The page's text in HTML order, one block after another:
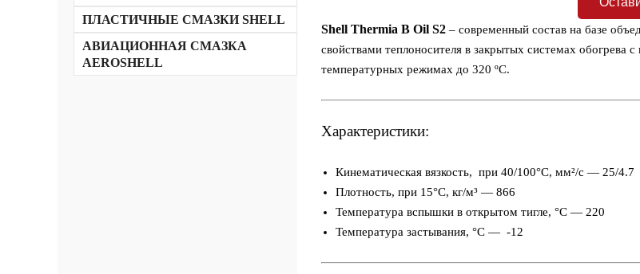
Масла-теплоносители Shell
Масла Shell для железнодорожного
транспорта
ПЛАСТИЧНЫЕ СМАЗКИ SHELL
АВИАЦИОННАЯ СМАЗКА
AEROSHELL
Shell Thermia B Oil S2 – современный состав на базе
свойствами теплоносителя в закрытых системах обогрева
температурных режимах до 320 ºC.
Характеристики:
Кинематическая вязкость, при 40/100°С, мм²/с — 25/4.7
Плотность, при 15°С, кг/м³ — 866
Температура вспышки в открытом тигле, °С — 220
Температура застывания, °С — -12